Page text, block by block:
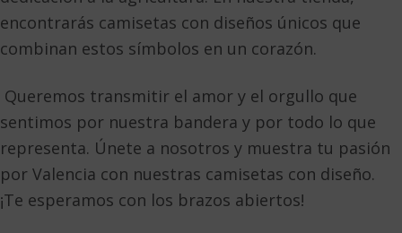
encontrarás camisetas con diseños únicos que
combinan estos símbolos en un corazón.
Queremos transmitir el amor y el orgullo que
sentimos por nuestra bandera y por todo lo que
representa. Únete a nosotros y muestra tu pasión
por Valencia con nuestras camisetas con diseño.
¡Te esperamos con los brazos abiertos!
Volver a la navegación principal